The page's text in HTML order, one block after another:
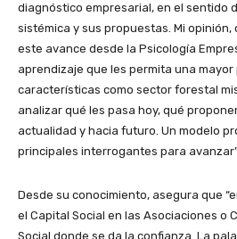
diagnóstico empresarial, en el sentido
sistémica y sus propuestas. Mi opinión,
este avance desde la Psicología
aprendizaje que les permita una
características como sector forestal
analizar qué les pasa hoy, qué
actualidad y hacia futuro. Un modelo
principales interrogantes para
Desde su conocimiento, asegura que
el Capital Social en las Asociaciones o
Social donde se da la confianza. La